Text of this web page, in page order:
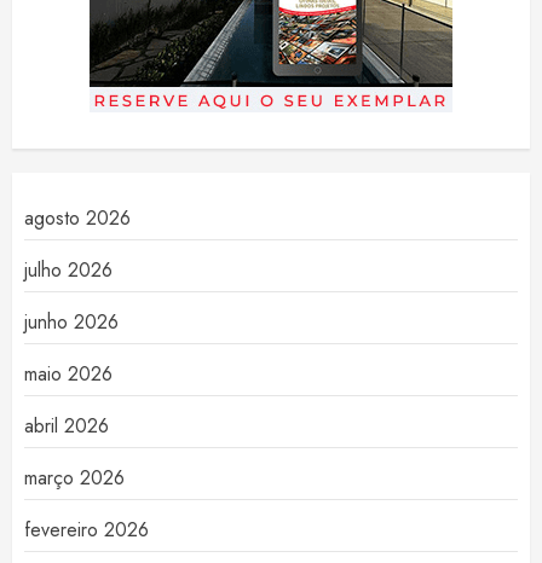
agosto 2026
julho 2026
junho 2026
maio 2026
abril 2026
março 2026
fevereiro 2026